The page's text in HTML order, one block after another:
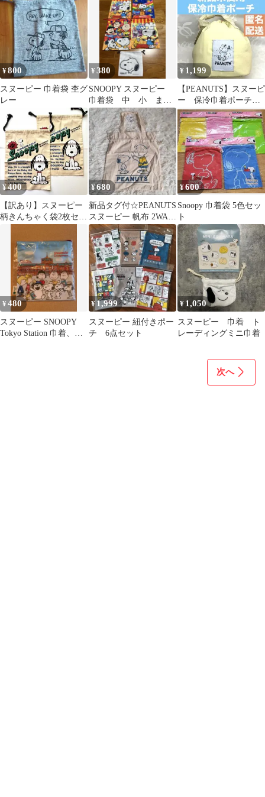
¥800
スヌーピー 巾着袋 杢グ
レー
¥380
SNOOPY スヌーピー
巾着袋 中 小 まと
め売り バラ売り
¥ 1,199
【PEANUTS】スヌーピ
ー 保冷巾着ポーチ
ベージュ ランチバッ
グ
¥400
【訳あり】スヌーピー
柄きんちゃく袋2枚セッ
¥680
新品タグ付☆PEANUTS
スヌーピー 帆布 2WAY
トートバッグ 巾着
¥600
Snoopy 巾着袋 5色セッ
ト
¥480
スヌーピー SNOOPY
Tokyo Station 巾着、ポ
¥ 1,999
スヌーピー 紐付きポー
チ 6点セット
¥ 1,050
スヌーピー 巾着 ト
レーディングミニ巾着
次へ